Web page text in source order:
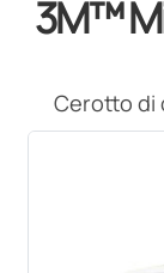
3M™
Cerotto di